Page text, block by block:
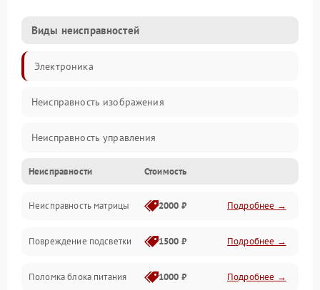
Виды неисправностей
Электроника
Неисправность изображения
Неисправность управления
Неисправность интерфейсов
Прочие неисправности
Неисправность звука
Механические повреждения
Неисправности Стоимость
Неисправность матрицы 2000 ₽ Подробнее →
Повреждение подсветки 1500 ₽ Подробнее →
Поломка блока питания 1000 ₽ Подробнее →